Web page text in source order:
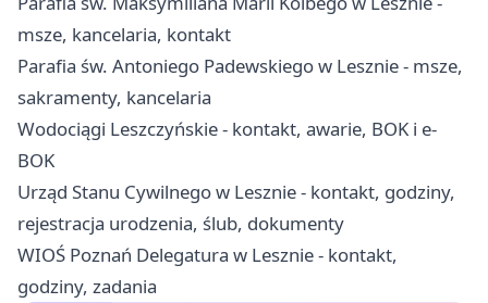
msze, kancelaria, kontakt
Parafia św. Antoniego Padewskiego w Lesznie - msze,
sakramenty, kancelaria
Wodociągi Leszczyńskie - kontakt, awarie, BOK i e-
BOK
Urząd Stanu Cywilnego w Lesznie - kontakt, godziny,
rejestracja urodzenia, ślub, dokumenty
WIOŚ Poznań Delegatura w Lesznie - kontakt,
godziny, zadania